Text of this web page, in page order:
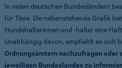
In vielen deutschen Bundesländern
für Tiere. Die nebenstehende Grafik
Hundehalterinnen und -halter eine
Unabhängig davon, empfiehlt es sich
Ordnungsämtern nachzufragen oder
jeweiligen Bundeslandes zu